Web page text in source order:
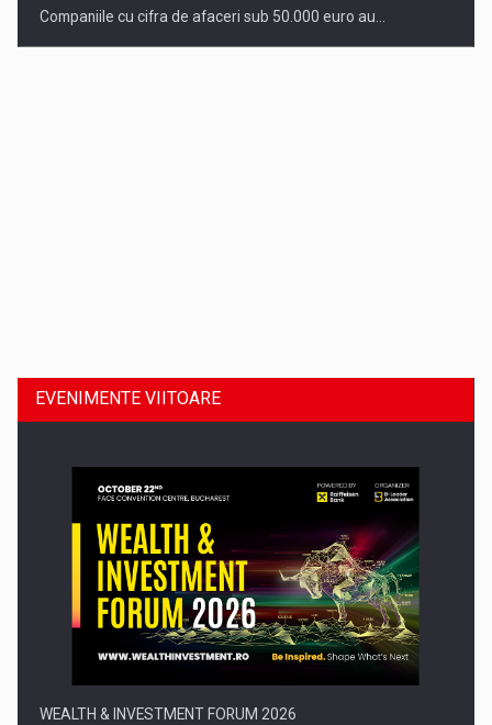
Companiile cu cifra de afaceri sub 50.000 euro au…
Comunicat de presa: Joburile part-time reincep sa intre pe…
EVENIMENTE VIITOARE
WEALTH & INVESTMENT FORUM 2026